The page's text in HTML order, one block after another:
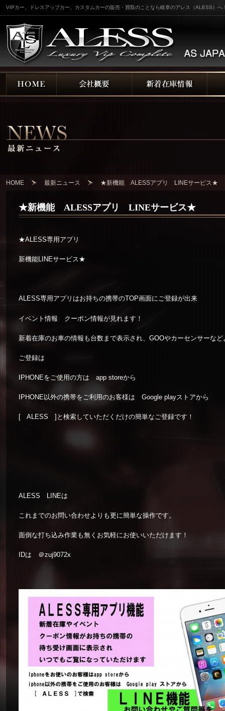
VIPカー、ドレスアップカー、カスタムカーの販売・買取のことなら岐阜のアレス（ALESS）へ
HOME 最新ニュース ★新機能 ALESSアプリ LINEサービス★
★新機能 ALESSアプリ LINEサービス★
★ALESS専用アプリ
新機能LINEサービス★
ALESS専用アプリはお持ちの携帯のTOP画面にご登録が出来
イベント情報 クーポン情報が見れます！
新着在庫のお車の情報も台数まで表示され、GOOやカーセンサーな
ご登録は
IPHONEをご使用の方は app storeから
IPHONE以外の携帯をご利用のお客様は Google playストアから
[ ALESS ]と検索していただくだけの簡単なご登録です！
ALESS LINEは
これまでのお問い合わせよりも更に簡単な操作です。
面倒な打ち込み作業も無くお気軽にお使いいただけます！
IDは ＠zuj9072x